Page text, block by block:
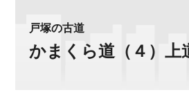
戸塚の古道
かまくら道（４）上